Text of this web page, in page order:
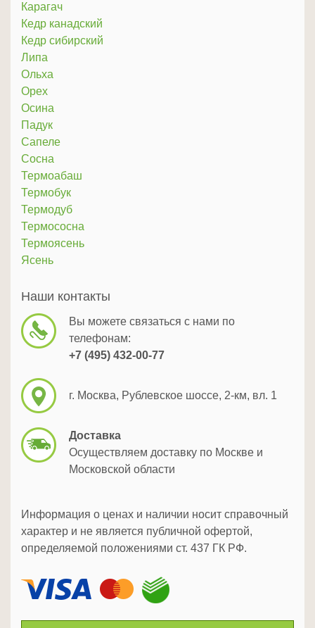
Карагач
Кедр канадский
Кедр сибирский
Липа
Ольха
Орех
Осина
Падук
Сапеле
Сосна
Термоабаш
Термобук
Термодуб
Термососна
Термоясень
Ясень
Наши контакты
Вы можете связаться с нами по
телефонам:
+7 (495) 432-00-77
г. Москва, Рублевское шоссе, 2-км, вл. 1
Доставка
Осуществляем доставку по Москве и
Московской области
Информация о ценах и наличии носит справочный
характер и не является публичной офертой,
определяемой положениями ст. 437 ГК РФ.